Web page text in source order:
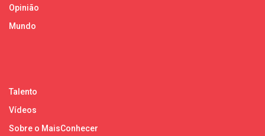
Opinião
Mundo
Talento
Vídeos
Sobre o MaisConhecer